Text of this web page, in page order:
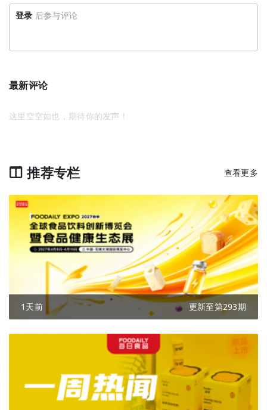
登录 后参与评论
最新评论
这里空空如也，期待你的发声！
推荐专栏 查看更多
1天前 更新至第293期